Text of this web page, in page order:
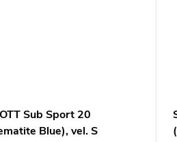
Sub Sport 20
Blue), vel. S